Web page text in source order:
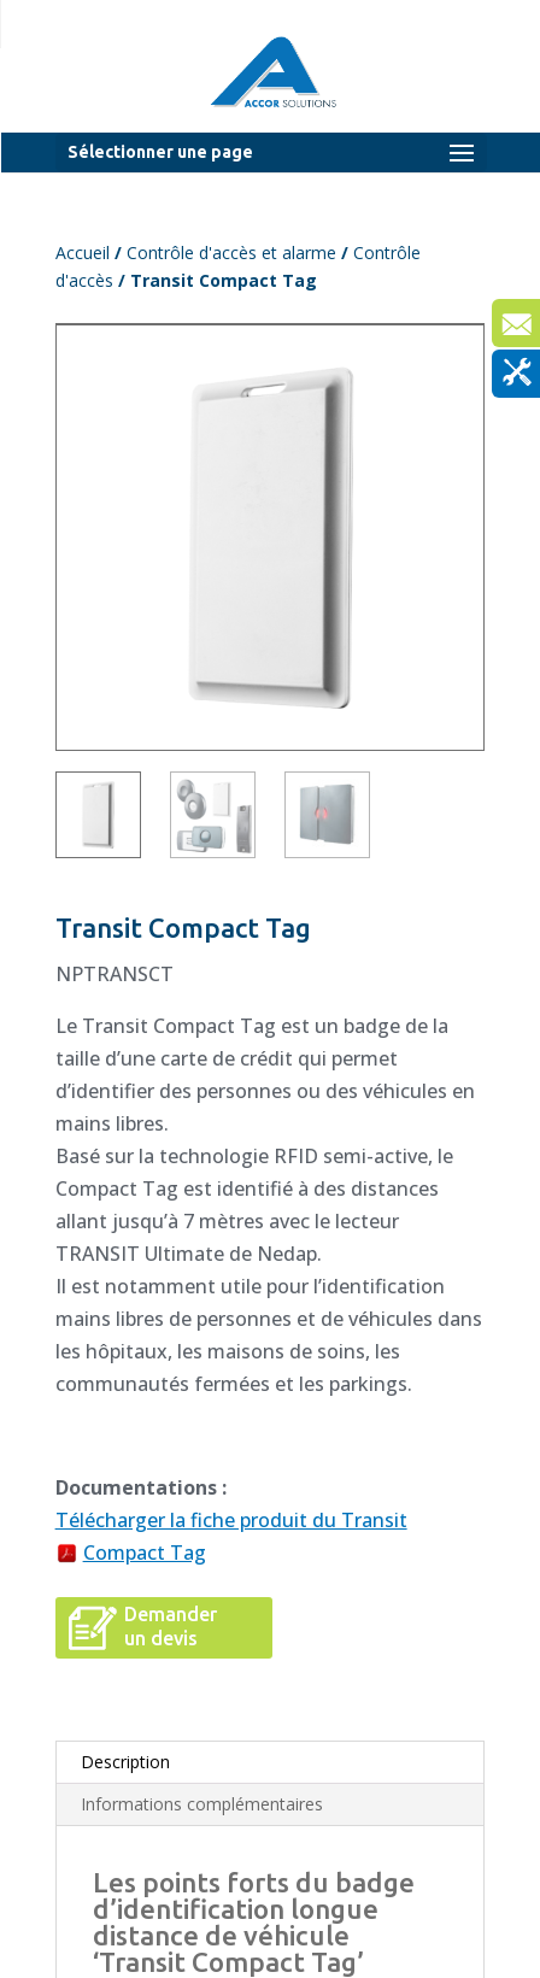
Sélectionner une page
Accueil / Contrôle d'accès et alarme / Contrôle
d'accès / Transit Compact Tag
Transit Compact Tag
NPTRANSCT
Le Transit Compact Tag est un badge de la
taille d’une carte de crédit qui permet
d’identifier des personnes ou des véhicules en
mains libres.
Basé sur la technologie RFID semi-active, le
Compact Tag est identifié à des distances
allant jusqu’à 7 mètres avec le lecteur
TRANSIT Ultimate de Nedap.
Il est notamment utile pour l’identification
mains libres de personnes et de véhicules dans
les hôpitaux, les maisons de soins, les
communautés fermées et les parkings.
Documentations :
Télécharger la fiche produit du Transit
Compact Tag
Demander
un devis
Description
Informations complémentaires
Les points forts du badge
d’identification longue
distance de véhicule
‘Transit Compact Tag’